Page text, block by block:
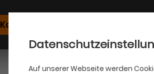
Auf unserer Webseite werden
Kalender